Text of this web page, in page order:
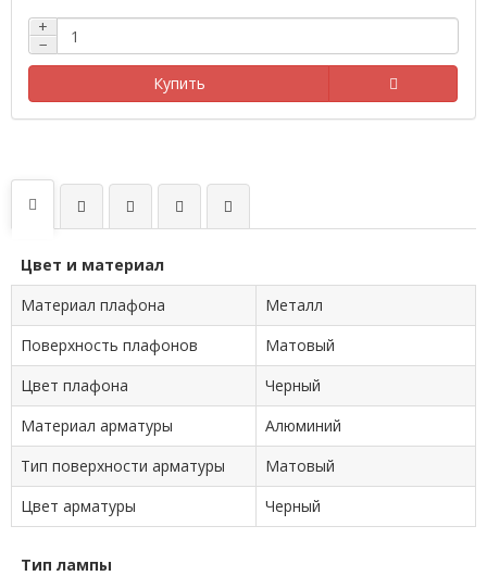
+
−
Купить
Цвет и материал
Материал плафона
Металл
Поверхность плафонов
Матовый
Цвет плафона
Черный
Материал арматуры
Алюминий
Тип поверхности арматуры
Матовый
Цвет арматуры
Черный
Тип лампы